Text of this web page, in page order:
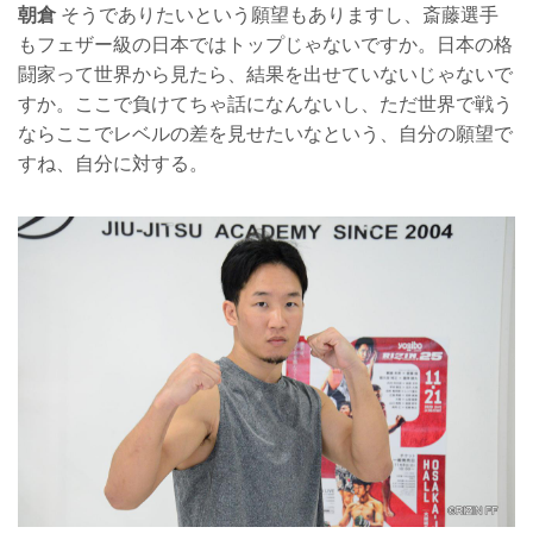
朝倉そうでありたいという願望もありますし、斎藤選手
もフェザー級の日本ではトップじゃないですか。日本の格
闘家って世界から見たら、結果を出せていないじゃないで
すか。ここで負けてちゃ話になんないし、ただ世界で戦う
ならここでレベルの差を見せたいなという、自分の願望で
すね、自分に対する。